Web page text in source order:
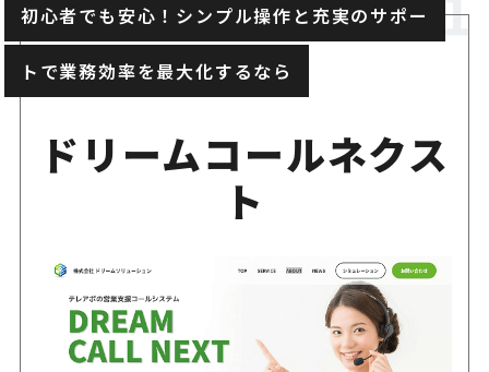
初心者でも安心！シンプル操作と充実のサポー
トで業務効率を最大化するなら
ドリームコールネクス
ト